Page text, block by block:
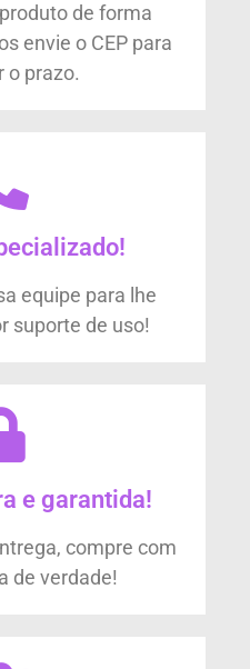
de forma
envie o CEP para
o prazo.
equipe para lhe
suporte de uso!
e garantida!
compre com
de verdade!